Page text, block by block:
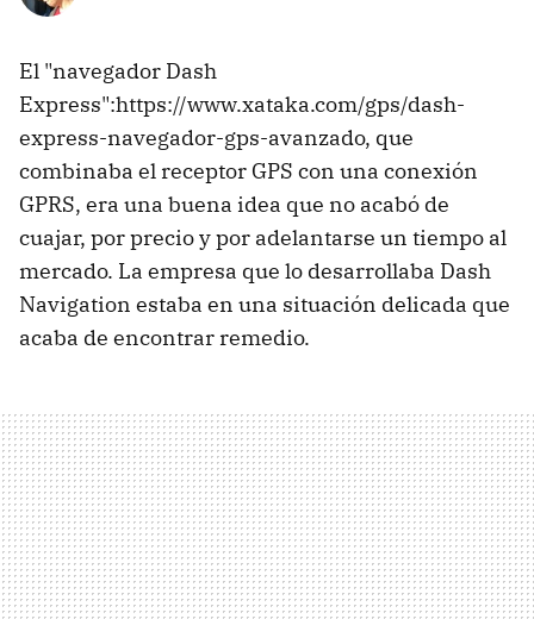
El "navegador Dash
Express":https://www.xataka.com/gps/dash-
express-navegador-gps-avanzado, que
combinaba el receptor GPS con una conexión
GPRS, era una buena idea que no acabó de
cuajar, por precio y por adelantarse un tiempo al
mercado. La empresa que lo desarrollaba Dash
Navigation estaba en una situación delicada que
acaba de encontrar remedio.